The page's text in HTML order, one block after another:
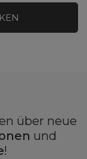
über neue
und
!